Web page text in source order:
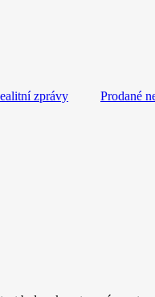
zprávy Prodané